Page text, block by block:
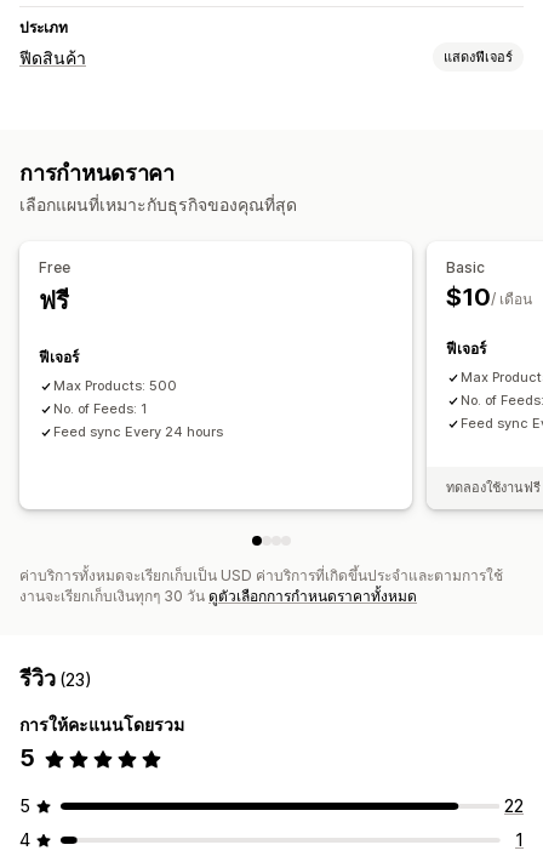
ประเภท
ฟีดสินค้า แสดงฟีเจอร์
กฎที่กำหนดเอง สินค้าคงคลังในท้องถิ่น
หลายสกุลเงิน การซิงค์ตัวแปร การกำหนดเป้าหมายคอลเลกชัน
ซิงค์สินค้า
การกำหนดราคา
เลือกแผนที่เหมาะกับธุรกิจของคุณที่สุด
Free
ฟรี
ฟีเจอร์
Max Products: 500
No. of Feeds: 1
Feed sync Every 24 hours
Basic
$10/ เดือน
ฟีเจอร์
Max
No. of
Feed sync
ทดลองใช้งานฟ
ค่าบริการทั้งหมดจะเรียกเก็บเป็น USD ค่าบริการที่เกิดขึ้นประจำและตามการใช้
งานจะเรียกเก็บเงินทุกๆ 30 วัน ดูตัวเลือกการกำหนดราคาทั้งหมด
รีวิว (23)
การให้คะแนนโดยรวม
5
5
22
4
1